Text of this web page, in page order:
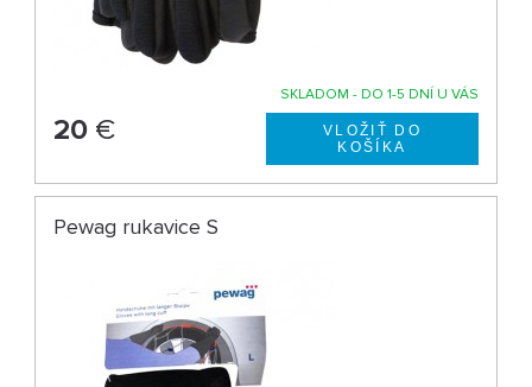
SKLADOM - DO 1-5 DNÍ U VÁS
20 €
Pewag rukavice S